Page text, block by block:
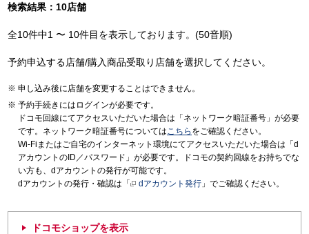
検索結果：10店舗
全10件中1 〜 10件目を表示しております。(50音順)
予約申込する店舗/購入商品受取り店舗を選択してください。
申し込み後に店舗を変更することはできません。
予約手続きにはログインが必要です。
ドコモ回線にてアクセスいただいた場合は「ネットワーク暗証番号」が必要
です。ネットワーク暗証番号についてはこちら をご確認ください。
Wi-Fiまたはご自宅のインターネット環境にてアクセスいただいた場合は「d
アカウントのID／パスワード」が必要です。ドコモの契約回線をお持ちでな
い方も、dアカウントの発行が可能です。
dアカウントの発行・確認は「
dアカウント発行 」でご確認ください。
ドコモショップを表示